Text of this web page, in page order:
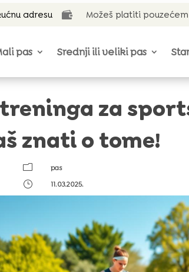
adresu  Možeš platiti pouzećem
pas Srednji ili veliki pas
za
znati o tome!
m
pas
}
11.03.2025.